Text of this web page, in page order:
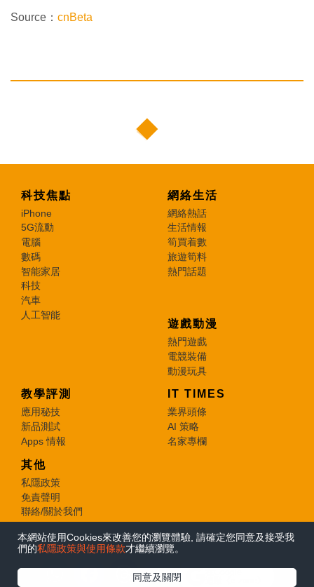
本網站使用Cookies來改善您的瀏覽體驗, 請確定您同意及接受我
們的私隱政策與使用條款才繼續瀏覽。
同意及關閉
Source： cnBeta
科技焦點
iPhone
5G流動
電腦
數碼
智能家居
科技
汽車
人工智能
網絡生活
網絡熱話
生活情報
筍買着數
旅遊筍料
熱門話題
遊戲動漫
熱門遊戲
電競裝備
動漫玩具
教學評測
應用秘技
新品測試
Apps 情報
IT TIMES
業界頭條
AI 策略
名家專欄
其他
私隱政策
免責聲明
聯絡/關於我們
© 2026 e-zone. All Rights Reserved.